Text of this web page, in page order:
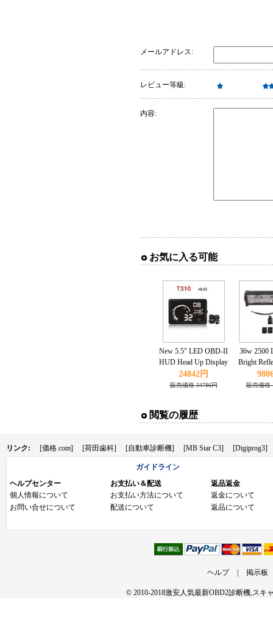
メールアドレス:
レビュー等級:
内容:
お気に入る可能
New 5.5" LED OBD-II
HUD Head Up Display
Over Speeding
warning/speed/Km
indicator
24842円
販売価格 34786円
36w 2500
Bright
Led
販売価格
閲覧の履歴
リンク: [価格.com] [荷田歯科] [自動車診断機] [MB Star C3] [Digiprog3]
ガイドライン
ヘルプセンター
個人情報について
お問い合せについて
お支払い＆配送
お支払い方法について
配送について
返品返金
返金について
返品について
ヘルプ 掲示板
© 2010-2018激安人気最新OBD2診断機,スキ